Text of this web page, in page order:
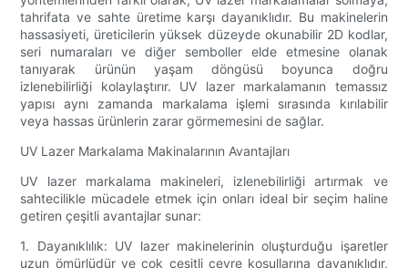
tahrifata ve sahte üretime karşı dayanıklıdır. Bu makinelerin
hassasiyeti, üreticilerin yüksek düzeyde okunabilir 2D kodlar,
seri numaraları ve diğer semboller elde etmesine olanak
tanıyarak ürünün yaşam döngüsü boyunca doğru
izlenebilirliği kolaylaştırır. UV lazer markalamanın temassız
yapısı aynı zamanda markalama işlemi sırasında kırılabilir
veya hassas ürünlerin zarar görmemesini de sağlar.
UV Lazer Markalama Makinalarının Avantajları
UV lazer markalama makineleri, izlenebilirliği artırmak ve
sahtecilikle mücadele etmek için onları ideal bir seçim haline
getiren çeşitli avantajlar sunar:
1. Dayanıklılık: UV lazer makinelerinin oluşturduğu işaretler
uzun ömürlüdür ve çok çeşitli çevre koşullarına dayanıklıdır,